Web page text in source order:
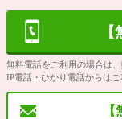
無料電話をご利用の場合は
IP電話・ひかり電話からはご